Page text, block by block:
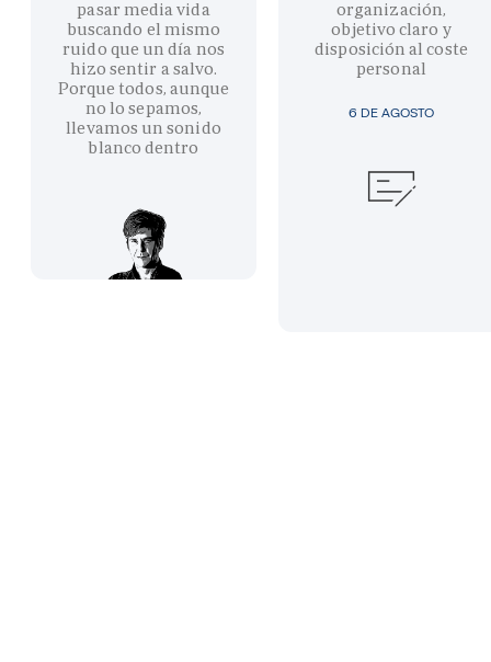
pasar media vida
buscando el mismo
ruido que un día nos
hizo sentir a salvo.
Porque todos, aunque
no lo sepamos,
llevamos un sonido
blanco dentro
6 DE AGOSTO
organización,
objetivo claro y
disposición al coste
personal